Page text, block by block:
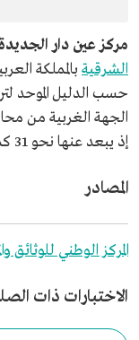
مركز عين دار الجديدة
الشرقية بالمملكة
حسب الدليل الموحد
الجهة الغربية من
إذ يبعد عنها نحو 31 كم.
المصادر
المركز الوطني للوثائق
الاختبارات ذات